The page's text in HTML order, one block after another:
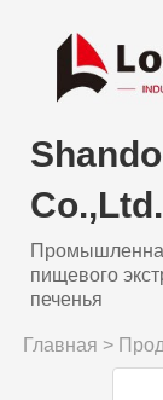
Co.,Ltd.
пищевого
печенья
Главная >